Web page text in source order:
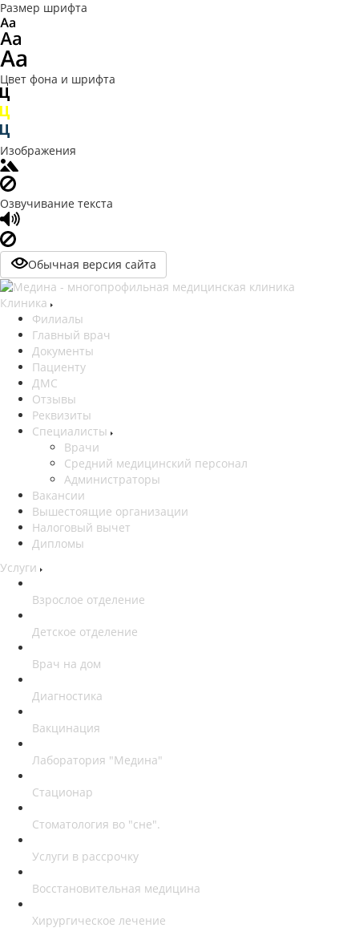
Размер шрифта
Цвет фона и шрифта
Изображения
Озвучивание текста
Обычная версия сайта
Клиника
Филиалы
Главный врач
Документы
Пациенту
ДМС
Отзывы
Реквизиты
Специалисты
Врачи
Средний медицинский персонал
Администраторы
Вакансии
Вышестоящие организации
Налоговый вычет
Дипломы
Услуги
Взрослое отделение
Детское отделение
Врач на дом
Диагностика
Вакцинация
Лаборатория "Медина"
Стационар
Стоматология во "сне".
Услуги в рассрочку
Восстановительная медицина
Хирургическое лечение